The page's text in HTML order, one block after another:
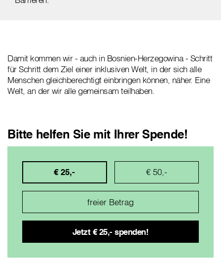
Damit kommen wir - auch in Bosnien-Herzegowina - Schritt
für Schritt dem Ziel einer inklusiven Welt, in der sich alle
Menschen gleichberechtigt einbringen können, näher. Eine
Welt, an der wir alle gemeinsam teilhaben.
Bitte helfen Sie mit Ihrer Spende!
€ 25,- € 50,-